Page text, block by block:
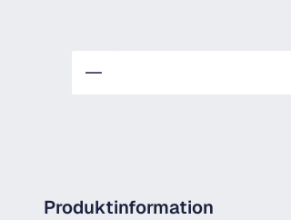
Produktinformation